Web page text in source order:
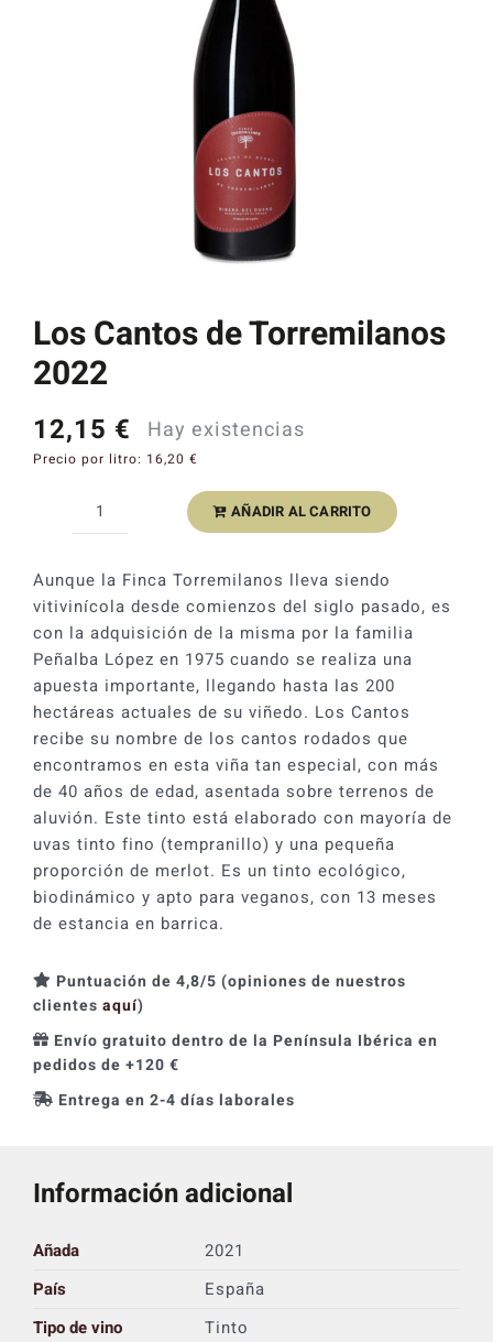
Los Cantos de Torremilanos
2022
12,15 € Hay existencias
Precio por litro: 16,20 €
Los
de
Torremilanos
2022
cantidad
AÑADIR AL CARRITO
Aunque la Finca Torremilanos lleva siendo
vitivinícola desde comienzos del siglo pasado, es
con la adquisición de la misma por la familia
Peñalba López en 1975 cuando se realiza una
apuesta importante, llegando hasta las 200
hectáreas actuales de su viñedo. Los Cantos
recibe su nombre de los cantos rodados que
encontramos en esta viña tan especial, con más
de 40 años de edad, asentada sobre terrenos de
aluvión. Este tinto está elaborado con mayoría de
uvas tinto fino (tempranillo) y una pequeña
proporción de merlot. Es un tinto ecológico,
biodinámico y apto para veganos, con 13 meses
de estancia en barrica.
Puntuación de 4,8/5 (opiniones de nuestros
clientes aquí)
Envío gratuito dentro de la Península Ibérica en
pedidos de +120 €
Entrega en 2-4 días laborales
Información adicional
Añada
2021
País
España
Tipo de vino
Tinto